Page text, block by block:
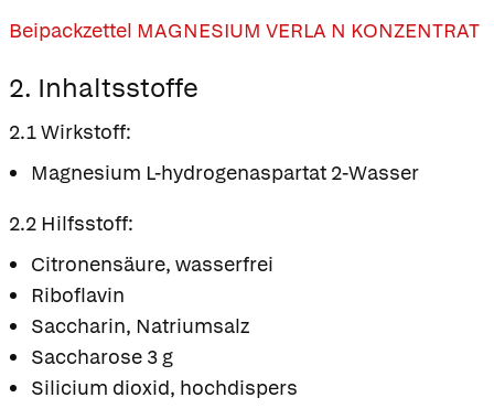
Beipackzettel MAGNESIUM VERLA N KONZENTRAT
2. Inhaltsstoffe
2.1 Wirkstoff:
Magnesium L-hydrogenaspartat 2-Wasser
2.2 Hilfsstoff:
Citronensäure, wasserfrei
Riboflavin
Saccharin, Natriumsalz
Saccharose 3 g
Silicium dioxid, hochdispers